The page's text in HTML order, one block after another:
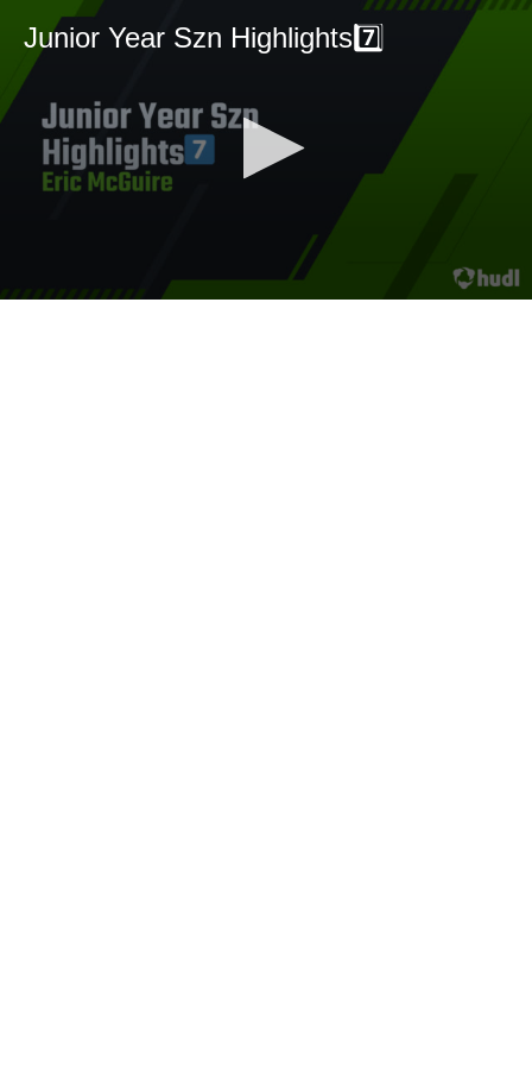
Junior Year Szn Highlights7️⃣